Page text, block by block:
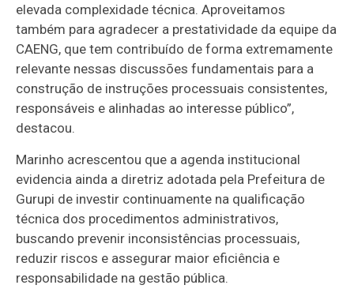
elevada complexidade técnica. Aproveitamos
também para agradecer a prestatividade da equipe da
CAENG, que tem contribuído de forma extremamente
relevante nessas discussões fundamentais para a
construção de instruções processuais consistentes,
responsáveis e alinhadas ao interesse público”,
destacou.
Marinho acrescentou que a agenda institucional
evidencia ainda a diretriz adotada pela Prefeitura de
Gurupi de investir continuamente na qualificação
técnica dos procedimentos administrativos,
buscando prevenir inconsistências processuais,
reduzir riscos e assegurar maior eficiência e
responsabilidade na gestão pública.